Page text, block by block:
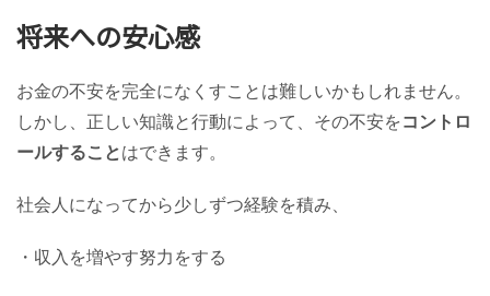
将来への安心感
お金の不安を完全になくすことは難しいかもしれません。
しかし、正しい知識と行動によって、その不安をコントロ
ールすることはできます。
社会人になってから少しずつ経験を積み、
・収入を増やす努力をする